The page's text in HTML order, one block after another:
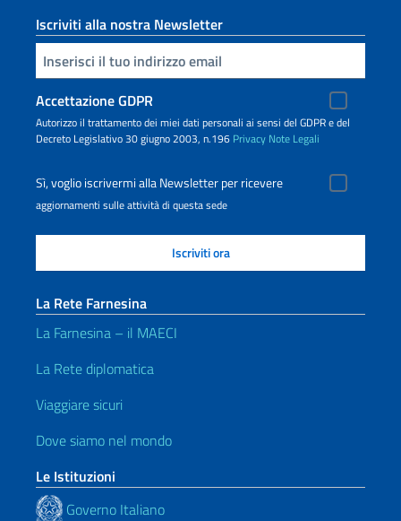
Iscriviti alla nostra Newsletter
Inserisci la tua email
Accettazione GDPR
Autorizzo il trattamento dei miei dati personali ai sensi del GDPR e del
Decreto Legislativo 30 giugno 2003, n.196 Privacy Note Legali
Sì, voglio iscrivermi alla Newsletter per ricevere
aggiornamenti sulle attività di questa sede
La Rete Farnesina
La Farnesina – il MAECI
La Rete diplomatica
Viaggiare sicuri
Dove siamo nel mondo
Le Istituzioni
Governo Italiano